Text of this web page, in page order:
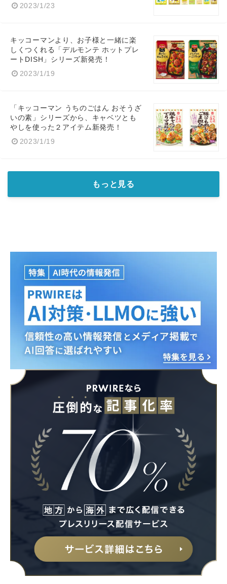
2023/1/23
キッコーマンより、お子様と一緒に楽
しくつくれる「デルモンテ ホットプレ
ートDISH」シリーズ新発売！
2023/1/19
「キッコーマン うちのごはん おそうざ
いの素」シリーズから、キャベツとも
やしを使った２アイテム新発売！
2023/1/19
もっと見る